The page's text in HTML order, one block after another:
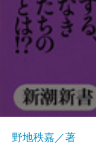
野地秩嘉／著